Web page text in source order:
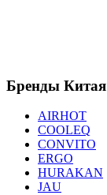
Бренды Китая
AIRHOT
COOLEQ
CONVITO
ERGO
HURAKAN
JAU